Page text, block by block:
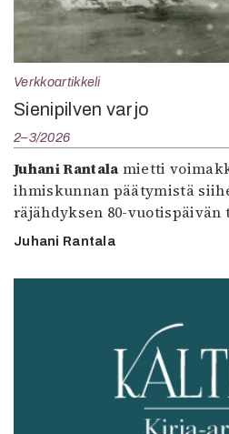
Verkkoartikkeli
Sienipilven varjo
2–3/2026
Juhani Rantala mietti
ihmiskunnan päätymistä
räjähdyksen 80-vuotispäivän
Juhani Rantala